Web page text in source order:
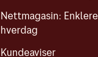
Nettmagasin: Enklere
hverdag
Kundeaviser